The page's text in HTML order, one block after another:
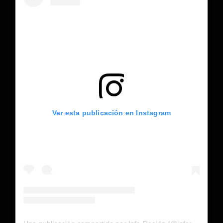
Ver esta publicación en Instagram